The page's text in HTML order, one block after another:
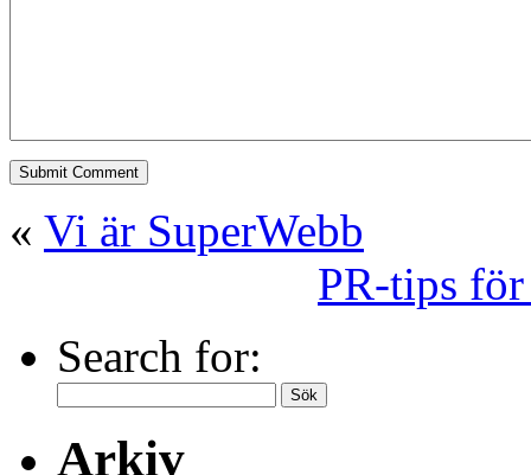
« Vi är SuperWebb
PR-tips
Search for:
Arkiv